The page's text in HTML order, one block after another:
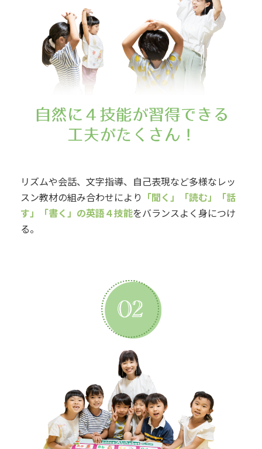
リズムや会話、文字指導、自己表現など多様なレッ
スン教材の組み合わせにより
「聞く」「読む」「話
す」「書く」の英語４技能をバランスよく身につけ
る。